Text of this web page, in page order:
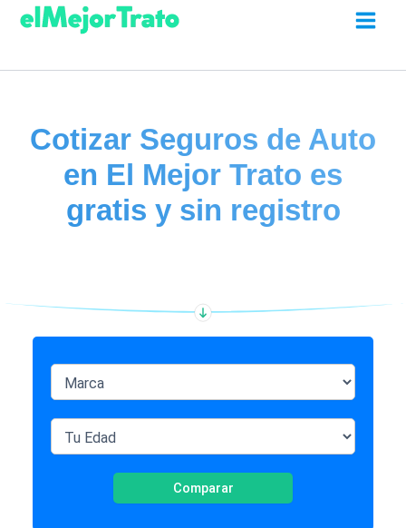
contenido
Cotizar Seguros de Auto
en El Mejor Trato es
gratis y sin registro
Comparar